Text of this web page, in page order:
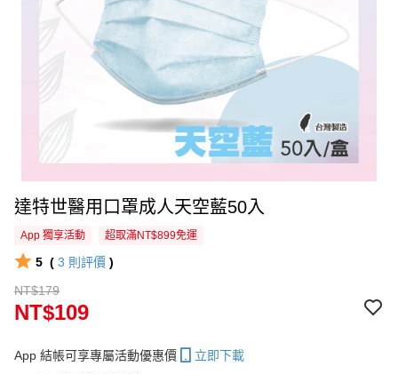
達特世醫用口罩成人天空藍50入
App 獨享活動 超取滿NT$899免運
5 ( 3 則評價 )
NT$179
NT$109
App 結帳可享專屬活動優惠價
立即下載